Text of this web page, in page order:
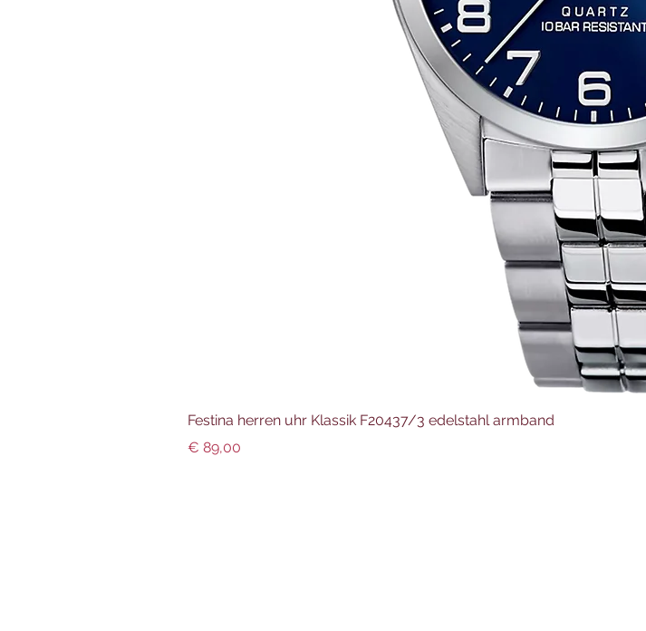
Festina herren uhr Klassik F20437/3 edelstahl armband
Preis
€ 89,00